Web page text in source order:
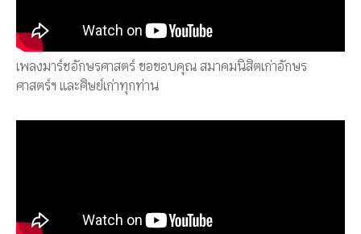
เพลงมาร์ชอักษรศาสตร์ ขอขอบคุณ สมาคมนิสิตเก่าอักษร
ศาสตร์ฯ และศิษย์เก่าทุกท่าน